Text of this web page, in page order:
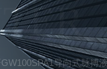
导向式脉搏